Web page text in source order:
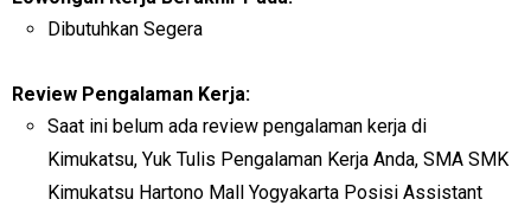
Dibutuhkan Segera
Review Pengalaman Kerja:
Saat ini belum ada review pengalaman kerja di
Kimukatsu, Yuk Tulis Pengalaman Kerja Anda, SMA SMK
Kimukatsu Hartono Mall Yogyakarta Posisi Assistant